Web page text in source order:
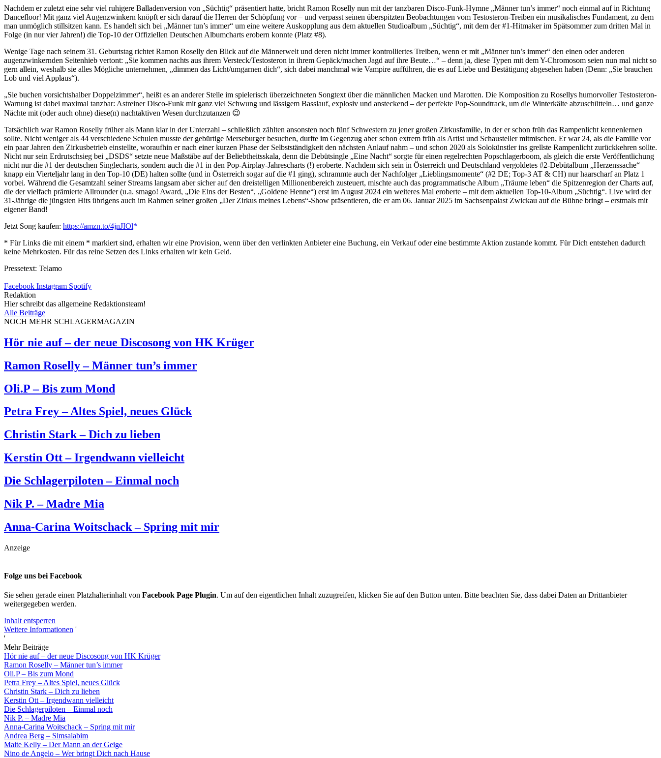
Nachdem er zuletzt eine sehr viel ruhigere Balladenversion von „Süchtig“ präsentiert hatte, bricht Ramon Roselly nun mit der tanzbaren Disco-Funk-Hymne „Männer tun’s immer“ noch einmal auf in Richtung
Dancefloor! Mit ganz viel Augenzwinkern knöpft er sich darauf die Herren der Schöpfung vor – und verpasst seinen überspitzten Beobachtungen vom Testosteron-Treiben ein musikalisches Fundament, zu dem
man unmöglich stillsitzen kann. Es handelt sich bei „Männer tun’s immer“ um eine weitere Auskopplung aus dem aktuellen Studioalbum „Süchtig“, mit dem der #1-Hitmaker im Spätsommer zum dritten Mal in
Folge (in nur vier Jahren!) die Top-10 der Offiziellen Deutschen Albumcharts erobern konnte (Platz #8).
Wenige Tage nach seinem 31. Geburtstag richtet Ramon Roselly den Blick auf die Männerwelt und deren nicht immer kontrolliertes Treiben, wenn er mit „Männer tun’s immer“ den einen oder anderen
augenzwinkernden Seitenhieb vertont: „Sie kommen nachts aus ihrem Versteck/Testosteron in ihrem Gepäck/machen Jagd auf ihre Beute…“ – denn ja, diese Typen mit dem Y-Chromosom seien nun mal nicht so
gern allein, weshalb sie alles Mögliche unternehmen, „dimmen das Licht/umgarnen dich“, sich dabei manchmal wie Vampire aufführen, die es auf Liebe und Bestätigung abgesehen haben (Denn: „Sie brauchen
Lob und viel Applaus“).
„Sie buchen vorsichtshalber Doppelzimmer“, heißt es an anderer Stelle im spielerisch überzeichneten Songtext über die männlichen Macken und Marotten. Die Komposition zu Rosellys humorvoller Testosteron-
Warnung ist dabei maximal tanzbar: Astreiner Disco-Funk mit ganz viel Schwung und lässigem Basslauf, explosiv und ansteckend – der perfekte Pop-Soundtrack, um die Winterkälte abzuschütteln… und ganze
Nächte mit (oder auch ohne) diese(n) nachtaktiven Wesen durchzutanzen 😉
Tatsächlich war Ramon Roselly früher als Mann klar in der Unterzahl – schließlich zählten ansonsten noch fünf Schwestern zu jener großen Zirkusfamilie, in der er schon früh das Rampenlicht kennenlernen
sollte. Nicht weniger als 44 verschiedene Schulen musste der gebürtige Merseburger besuchen, durfte im Gegenzug aber schon extrem früh als Artist und Schausteller mitmischen. Er war 24, als die Familie vor
ein paar Jahren den Zirkusbetrieb einstellte, woraufhin er nach einer kurzen Phase der Selbstständigkeit den nächsten Anlauf nahm – und schon 2020 als Solokünstler ins grellste Rampenlicht zurückkehren sollte.
Nicht nur sein Erdrutschsieg bei „DSDS“ setzte neue Maßstäbe auf der Beliebtheitsskala, denn die Debütsingle „Eine Nacht“ sorgte für einen regelrechten Popschlagerboom, als gleich die erste Veröffentlichung
nicht nur die #1 der deutschen Singlecharts, sondern auch die #1 in den Pop-Airplay-Jahrescharts (!) eroberte. Nachdem sich sein in Österreich und Deutschland vergoldetes #2-Debütalbum „Herzenssache“
knapp ein Vierteljahr lang in den Top-10 (DE) halten sollte (und in Österreich sogar auf die #1 ging), schrammte auch der Nachfolger „Lieblingsmomente“ (#2 DE; Top-3 AT & CH) nur haarscharf an Platz 1
vorbei. Während die Gesamtzahl seiner Streams langsam aber sicher auf den dreistelligen Millionenbereich zusteuert, mischte auch das programmatische Album „Träume leben“ die Spitzenregion der Charts auf,
die der vielfach prämierte Allrounder (u.a. smago! Award, „Die Eins der Besten“, „Goldene Henne“) erst im August 2024 ein weiteres Mal eroberte – mit dem aktuellen Top-10-Album „Süchtig“. Live wird der
31-Jährige die jüngsten Hits übrigens auch im Rahmen seiner großen „Der Zirkus meines Lebens“-Show präsentieren, die er am 06. Januar 2025 im Sachsenpalast Zwickau auf die Bühne bringt – erstmals mit
eigener Band!
Jetzt Song kaufen: https://amzn.to/4jnJIOl
* Für Links die mit einem * markiert sind, erhalten wir eine Provision, wenn über den verlinkten Anbieter eine Buchung, ein Verkauf oder eine bestimmte Aktion zustande kommt. Für Dich entstehen dadurch
keine Mehrkosten. Für das reine Setzen des Links erhalten wir kein Geld.
Pressetext: Telamo
Facebook Instagram Spotify
Redaktion
Hier schreibt das allgemeine Redaktionsteam!
Alle Beiträge
NOCH MEHR SCHLAGERMAGAZIN
Hör nie auf – der neue Discosong von HK Krüger
Ramon Roselly – Männer tun’s immer
Oli.P – Bis zum Mond
Petra Frey – Altes Spiel, neues Glück
Christin Stark – Dich zu lieben
Kerstin Ott – Irgendwann vielleicht
Die Schlagerpiloten – Einmal noch
Nik P. – Madre Mia
Anna-Carina Woitschack – Spring mit mir
Anzeige
Folge uns bei Facebook
Sie sehen gerade einen Platzhalterinhalt von Facebook Page Plugin. Um auf den eigentlichen Inhalt zuzugreifen, klicken Sie auf den Button unten. Bitte beachten Sie, dass dabei Daten an Drittanbieter
weitergegeben werden.
Inhalt entsperren
Weitere Informationen '
'
Mehr Beiträge
Hör nie auf – der neue Discosong von HK Krüger
Ramon Roselly – Männer tun’s immer
Oli.P – Bis zum Mond
Petra Frey – Altes Spiel, neues Glück
Christin Stark – Dich zu lieben
Kerstin Ott – Irgendwann vielleicht
Die Schlagerpiloten – Einmal noch
Nik P. – Madre Mia
Anna-Carina Woitschack – Spring mit mir
Andrea Berg – Simsalabim
Maite Kelly – Der Mann an der Geige
Nino de Angelo – Wer bringt Dich nach Hause